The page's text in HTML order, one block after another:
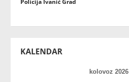
Policija Ivanić Grad
KALENDAR
kolovoz 2026